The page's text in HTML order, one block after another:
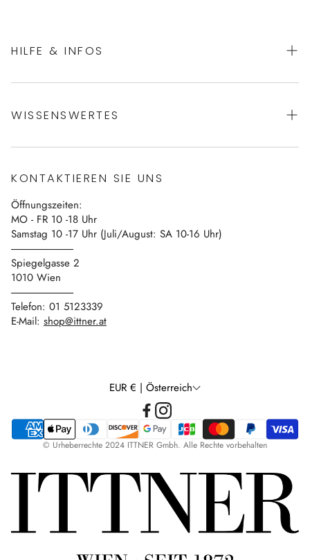
HILFE & INFOS
Datenschutz
Impressum
Vertrag widerrufen
WISSENSWERTES
Blog
Kontakt
KONTAKTIEREN SIE UNS
Öffnungszeiten:
MO - FR 10 -18 Uhr
Samstag 10 -17 Uhr (Juli/August: SA 10-16 Uhr)
------------------------------
Spiegelgasse 2
1010 Wien
------------------------------
Telefon: 01 5123339
E-Mail: shop@ittner.at
EUR € | Österreich
© Urheberrechte 2024 ITTNER Gmbh. Alle Rechte vorbehalten